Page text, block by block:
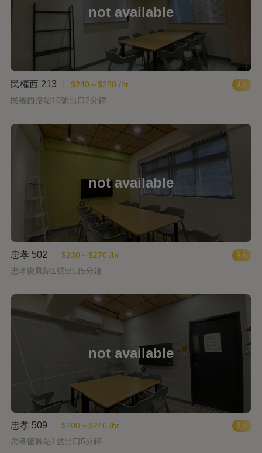
9人
民權西 213
$240～$280 /hr
民權西路站10號出口2分鐘
9人
忠孝 502
$230～$270 /hr
忠孝復興站1號出口5分鐘
8人
忠孝 509
$200～$240 /hr
忠孝復興站1號出口5分鐘